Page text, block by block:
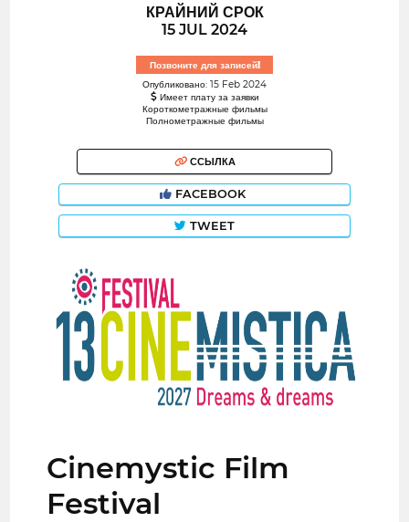
КРАЙНИЙ СРОК
15 JUL 2024
Позвоните для записей!
Опубликовано: 15 Feb 2024
Имеет плату за заявки
Короткометражные фильмы
Полнометражные фильмы
ССЫЛКА
FACEBOOK
TWEET
Cinemystic Film
Festival